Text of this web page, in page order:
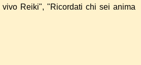
Reiki", "Ricordati chi sei anima